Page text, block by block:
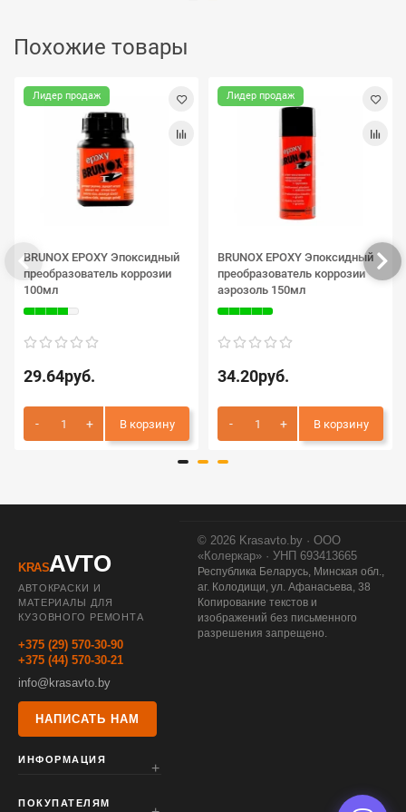
Похожие товары
Лидер продаж
BRUNOX EPOXY Эпоксидный
преобразователь коррозии
100мл
29.64руб.
В корзину
Лидер продаж
BRUNOX EPOXY Эпоксидный
преобразователь коррозии
аэрозоль 150мл
34.20руб.
В корзину
KRASAVTO
АВТОКРАСКИ И
МАТЕРИАЛЫ ДЛЯ
КУЗОВНОГО РЕМОНТА
+375 (29) 570-30-90
+375 (44) 570-30-21
info@krasavto.by
НАПИСАТЬ НАМ
ИНФОРМАЦИЯ
ПОКУПАТЕЛЯМ
© 2026 Krasavto.by · ООО
«Колеркар» · УНП 693413665
Республика Беларусь, Минская обл.,
аг. Колодищи, ул. Афанасьева, 38
Копирование текстов и
изображений без письменного
разрешения запрещено.